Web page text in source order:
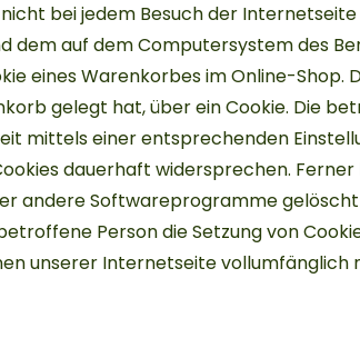
bei jedem Besuch der
dem auf dem Computersystem des
eines Warenkorbes im Online-Shop.
gelegt hat, über ein Cookie. Die
mittels einer entsprechenden
dauerhaft widersprechen.
andere Softwareprogramme gelöscht
Person die Setzung von
unserer Internetseite vollumfänglich